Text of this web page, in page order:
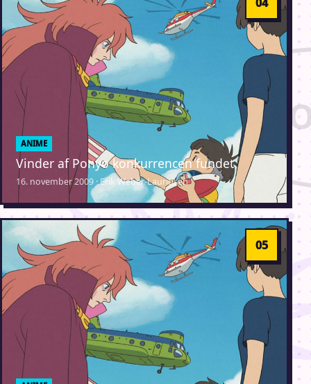
ANIME
Vinder af Ponyo konkurrencen fundet
16. november 2009 · Erik Weber-Lauridsen